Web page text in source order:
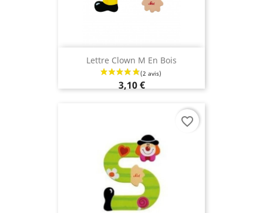
Lettre Clown M En Bois
3,10 €
favorite_border